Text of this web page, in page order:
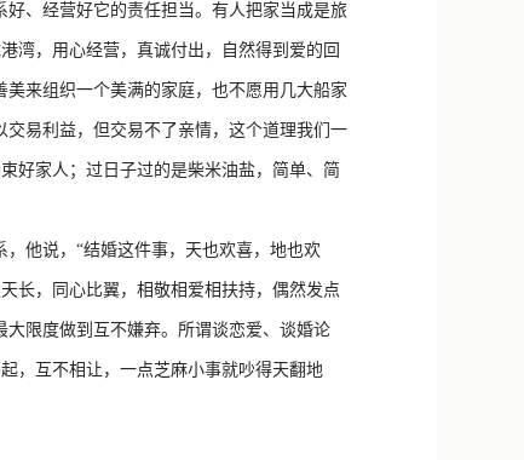
、经营好它的责任担当。有人把家当成是旅
湾，用心经营，真诚付出，自然得到爱的回
来组织一个美满的家庭，也不愿用几大船家
易利益，但交易不了亲情，这个道理我们一
好家人；过日子过的是柴米油盐，简单、简
他说，“结婚这件事，天也欢喜，地也欢
长，同心比翼，相敬相爱相扶持，偶然发点
限度做到互不嫌弃。所谓谈恋爱、谈婚论
，互不相让，一点芝麻小事就吵得天翻地